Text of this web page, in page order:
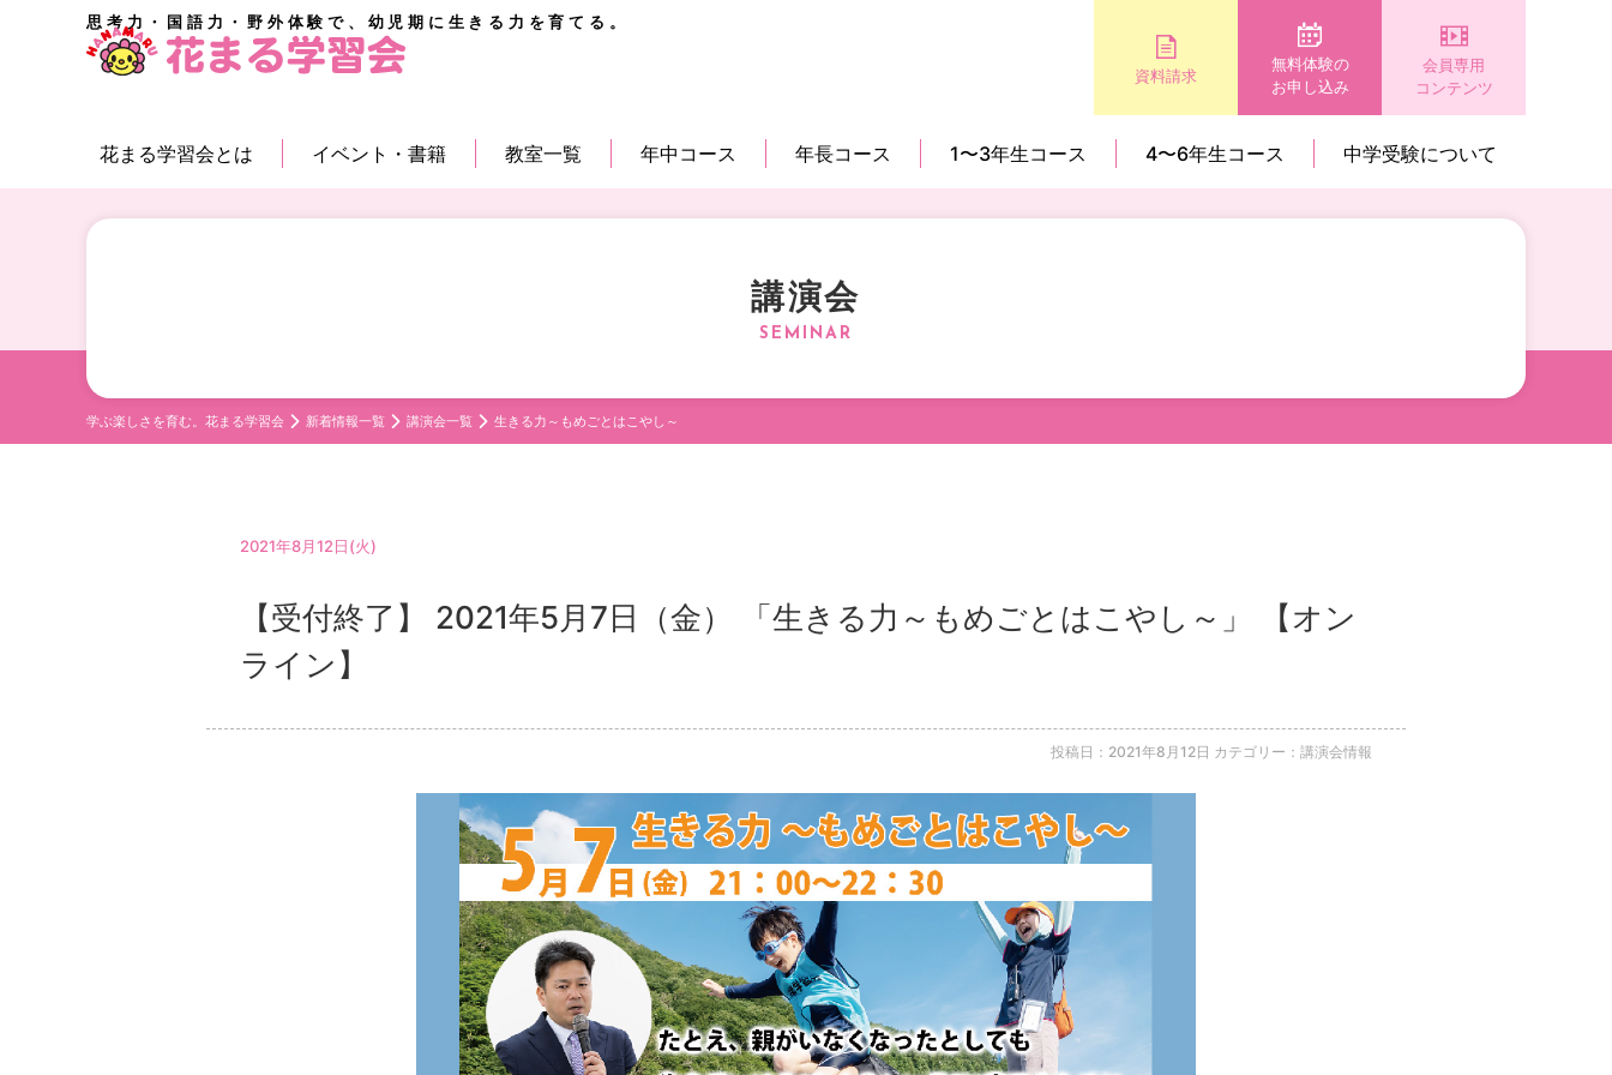
思考力・国語力・野外体験で、幼児期に生きる力を育てる。
資料請求
無料体験の
お申し込み
会員専用
コンテンツ
花まる学習会とは イベント・書籍 教室一覧 年中コース 年長コース 1〜3年生コース 4〜6年生コース 中学受験について
講演会
学ぶ楽しさを育む。花まる学習会 新着情報一覧 講演会一覧 生きる力～もめごとはこやし～
2021年8月12日(火)
【受付終了】 2021年5月7日（金） 「生きる力～もめごとはこやし～」 【オン
ライン】
投稿日：2021年8月12日 カテゴリー：講演会情報